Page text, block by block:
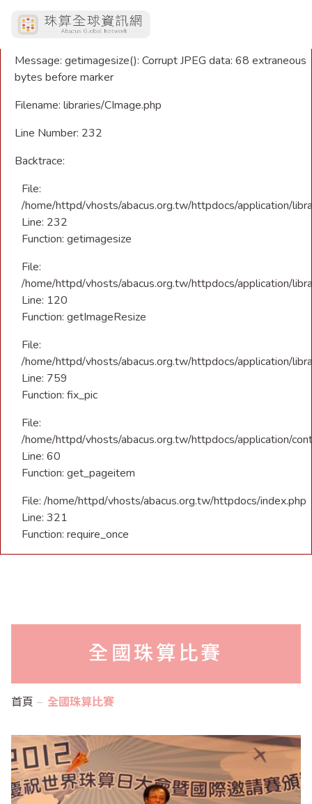
A PHP Error was encountered
Severity: Warning
Message: getimagesize(): Corrupt JPEG data: 68 extraneous
bytes before marker
Filename: libraries/CImage.php
Line Number: 232
Backtrace:
File:
/home/httpd/vhosts/abacus.org.tw/httpdocs/application/
Line: 232
Function: getimagesize
File:
/home/httpd/vhosts/abacus.org.tw/httpdocs/application/
Line: 120
Function: getImageResize
File:
/home/httpd/vhosts/abacus.org.tw/httpdocs/application/
Line: 759
Function: fix_pic
File:
/home/httpd/vhosts/abacus.org.tw/httpdocs/application/
Line: 60
Function: get_pageitem
File: /home/httpd/vhosts/abacus.org.tw/httpdocs/index.php
Line: 321
Function: require_once
全國珠算比賽
首頁 全國珠算比賽